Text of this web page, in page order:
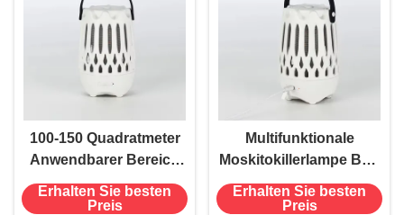
100-150 Quadratmeter
Anwendbarer Bereich
Mehrfunktionslampe
Moskitokiller mit
Erhalten Sie besten
Preis
Multifunktionale
Moskitokillerlampe Bug
Zapper Flamme
Bluetooth Lautsprecher
Erhalten Sie besten
Preis